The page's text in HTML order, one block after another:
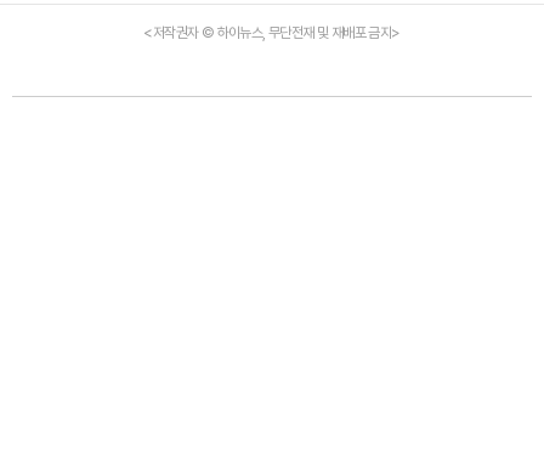
<저작권자 © 하이뉴스, 무단전재 및 재배포 금지>